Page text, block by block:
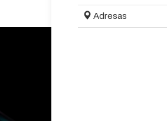
Adresas